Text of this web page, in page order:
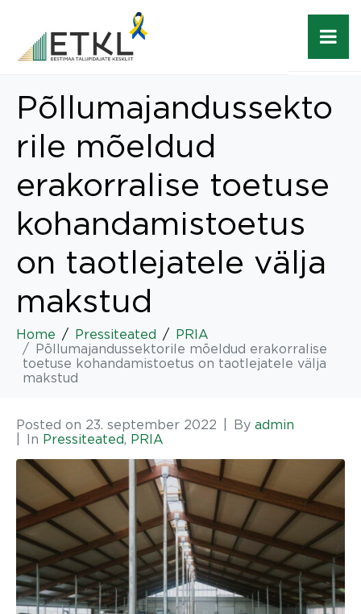
Põllumajandussekto
rile mõeldud
erakorralise toetuse
kohandamistoetus
on taotlejatele välja
makstud
Home Pressiteated
PRIA
Põllumajandussektorile mõeldud erakorralise
toetuse kohandamistoetus on taotlejatele välja
makstud
Posted on 23. september 2022 By admin
In Pressiteated, PRIA